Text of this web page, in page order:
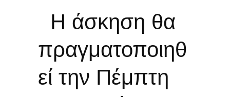
Η άσκηση θα
πραγματοποιηθ
εί την Πέμπτη